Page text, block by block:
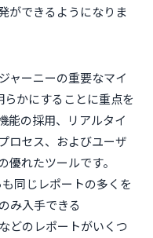
ができるようになりま
ャーニーの重要なマイ
かにすることに重点を
能の採用、リアルタイ
ロセス、およびユーザ
れたツールです。
同じレポートの多くを
み入手できる
のレポートがいくつ